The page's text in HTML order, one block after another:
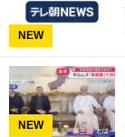
NEW
NEW